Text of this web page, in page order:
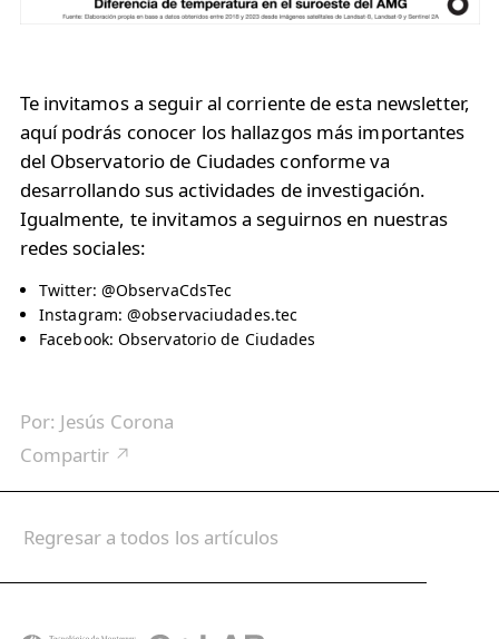
Te invitamos a seguir al corriente de esta newsletter,
aquí podrás conocer los hallazgos más importantes
del Observatorio de Ciudades conforme va
desarrollando sus actividades de investigación.
Igualmente, te invitamos a seguirnos en nuestras
redes sociales:
Twitter: @ObservaCdsTec
Instagram: @observaciudades.tec
Facebook: Observatorio de Ciudades
Por: Jesús Corona
Compartir ↗
Regresar a todos los artículos